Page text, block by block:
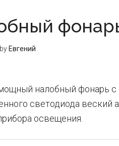
by Евгений
налобный фонарь
светодиода веский
освещения.